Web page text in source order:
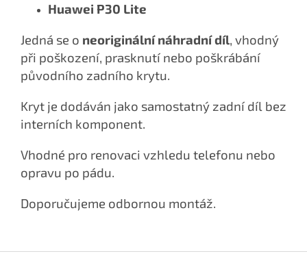
Huawei P30 Lite
Jedná se o neoriginální náhradní díl, vhodný
při poškození, prasknutí nebo poškrábání
původního zadního krytu.
Kryt je dodáván jako samostatný zadní díl bez
interních komponent.
Vhodné pro renovaci vzhledu telefonu nebo
opravu po pádu.
Doporučujeme odbornou montáž.